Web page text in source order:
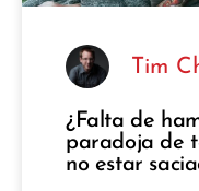
Tim
¿Falta de
paradoja de
no estar